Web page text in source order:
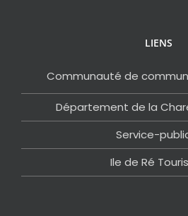
LIENS
Communauté de
Département de la
Service-
Ile de Ré